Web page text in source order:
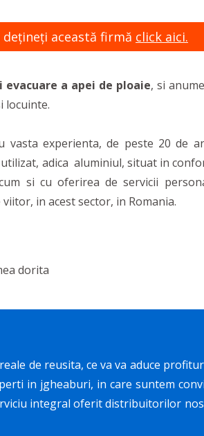
această firmă click aici.
a apei de ploaie, si anume
locuinte.
vasta experienta, de peste 20 de
adica aluminiul, situat in
si cu oferirea de servicii
in acest sector, in Romania.
dorita
de reusita, ce va va aduce
in jgheaburi, in care suntem
integral oferit distribuitorilor